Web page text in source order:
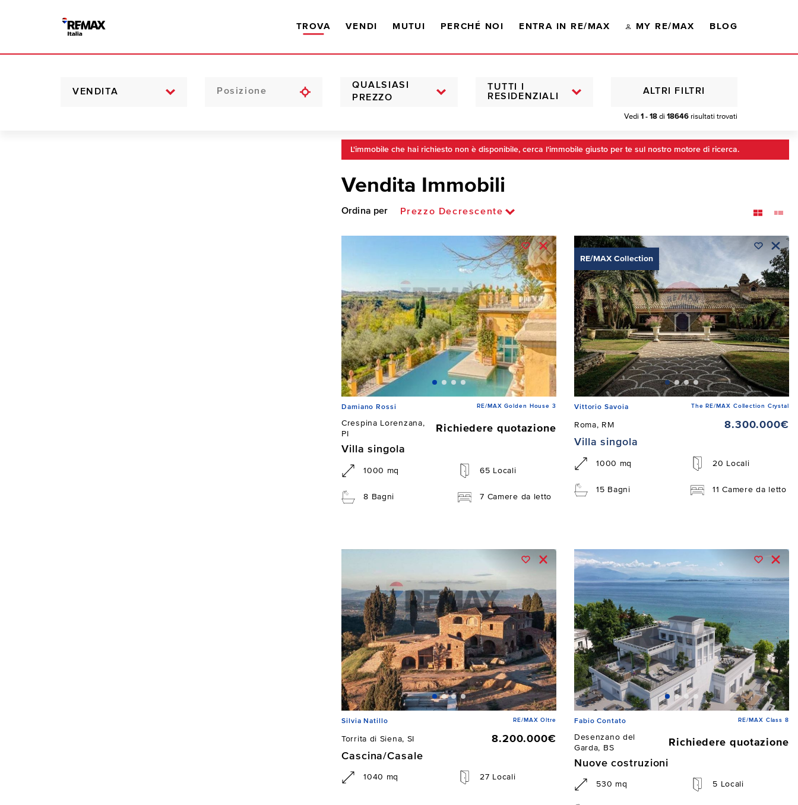
TROVA VENDI MUTUI PERCHÉ NOI ENTRA IN RE/MAX MY RE/MAX BLOG
VENDITA
QUALSIASI
PREZZO
TUTTI I
RESIDENZIALI
Vedi 1 - 18 di 18646 risultati trovati
ALTRI FILTRI
L'immobile che hai richiesto non è disponibile, cerca l'immobile giusto per te sul nostro motore di ricerca.
Vendita Immobili
Ordina per Prezzo Decrescente
Damiano Rossi RE/MAX Golden House 3
Crespina Lorenzana,
PI
Richiedere quotazione
Villa singola
1000 mq 65 Locali
8 Bagni 7 Camere da letto
RE/MAX Collection
Vittorio Savoia The RE/MAX Collection Crystal
Roma, RM
8.300.000€
Villa singola
1000 mq 20 Locali
15 Bagni 11 Camere da letto
Silvia Natillo RE/MAX Oltre
Torrita di Siena, SI
8.200.000€
Cascina/Casale
1040 mq 27 Locali
Fabio Contato RE/MAX Class 8
Desenzano del
Garda, BS
Richiedere quotazione
Nuove costruzioni
530 mq 5 Locali